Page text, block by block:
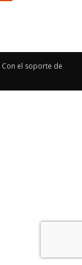
Con el soporte de